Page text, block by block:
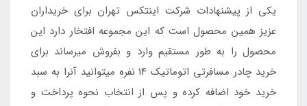
یکی از پیشنهادات شرکت اینتکس تهران برای خریداران
عزیز همین محصول است که این مجموعه افتخار دارد این
محصول را به طور مستقیم وارد و بفروش میرساند برای
خرید چادر مسافرتی اتوماتیک ۱۴ نفره میتوانید آنرا به سبد
خرید خود اضافه کرده و پس از انتخاب نحوه پرداخت و